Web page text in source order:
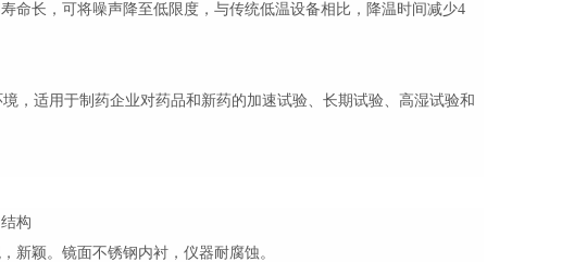
命长，可将噪声降至低限度，与传统低温设备相比，降温时间减少4
适用于制药企业对药品和新药的加速试验、长期试验、高湿试验和
构
新颖。镜面不锈钢内衬，仪器耐腐蚀。